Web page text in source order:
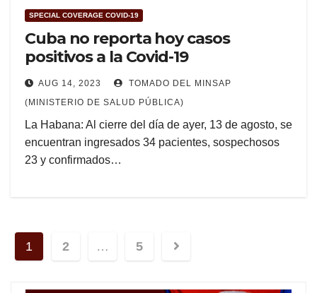
SPECIAL COVERAGE COVID-19
Cuba no reporta hoy casos
positivos a la Covid-19
AUG 14, 2023
TOMADO DEL MINSAP
(MINISTERIO DE SALUD PÚBLICA)
La Habana: Al cierre del día de ayer, 13 de agosto, se
encuentran ingresados 34 pacientes, sospechosos
23 y confirmados…
Posts
1 2 … 5